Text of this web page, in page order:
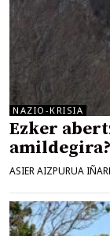
NAZIO-KRISIA
Ezker
amildegira?
ASIER AIZPURUA